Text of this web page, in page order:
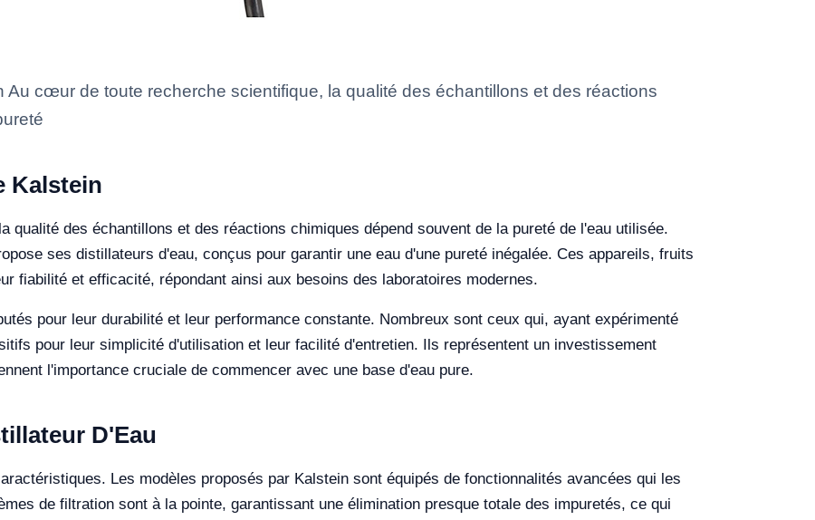
Au cœur de toute recherche scientifique, la qualité des échantillons et des réactions
Kalstein
des échantillons et des réactions chimiques dépend souvent de la pureté de l'eau utilisée.
ses distillateurs d'eau, conçus pour garantir une eau d'une pureté inégalée. Ces appareils, fruits
fiabilité et efficacité, répondant ainsi aux besoins des laboratoires modernes.
pour leur durabilité et leur performance constante. Nombreux sont ceux qui, ayant expérimenté
pour leur simplicité d'utilisation et leur facilité d'entretien. Ils représentent un investissement
l'importance cruciale de commencer avec une base d'eau pure.
D'Eau
Les modèles proposés par Kalstein sont équipés de fonctionnalités avancées qui les
de filtration sont à la pointe, garantissant une élimination presque totale des impuretés, ce qui